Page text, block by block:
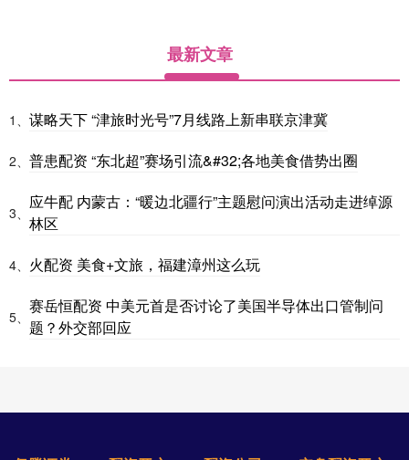
最新文章
1、 谋略天下 “津旅时光号”7月线路上新串联京津冀
2、 普患配资 “东北超”赛场引流&#32;各地美食借势出圈
3、
应牛配 内蒙古：“暖边北疆行”主题慰问演出活动走进绰源
林区
4、 火配资 美食+文旅，福建漳州这么玩
5、
赛岳恒配资 中美元首是否讨论了美国半导体出口管制问
题？外交部回应